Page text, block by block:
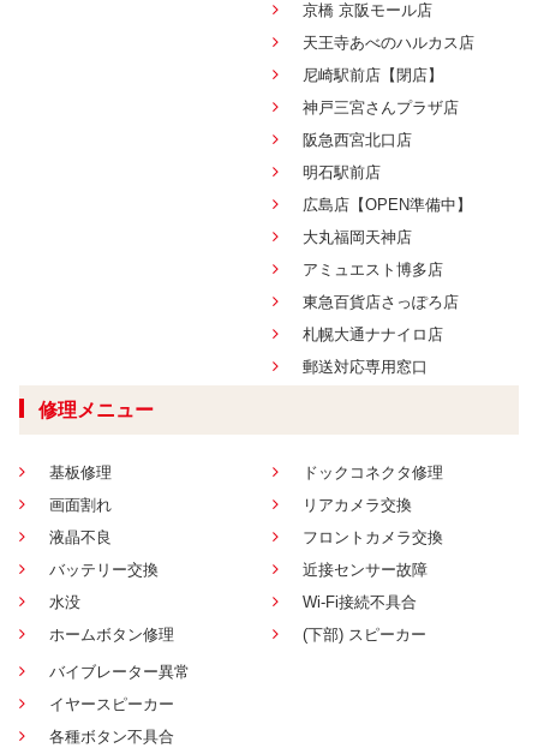
京橋 京阪モール店
天王寺あべのハルカス店
尼崎駅前店【閉店】
神戸三宮さんプラザ店
阪急西宮北口店
明石駅前店
広島店【OPEN準備中】
大丸福岡天神店
アミュエスト博多店
東急百貨店さっぽろ店
札幌大通ナナイロ店
郵送対応専用窓口
修理メニュー
基板修理
画面割れ
液晶不良
バッテリー交換
水没
ホームボタン修理
ドックコネクタ修理
リアカメラ交換
フロントカメラ交換
近接センサー故障
Wi-Fi接続不具合
(下部) スピーカー
バイブレーター異常
イヤースピーカー
各種ボタン不具合